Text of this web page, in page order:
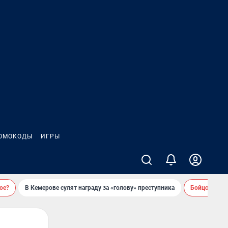
ИГРЫ
В Кемерове сулят награду за «голову» преступника Бойцовский